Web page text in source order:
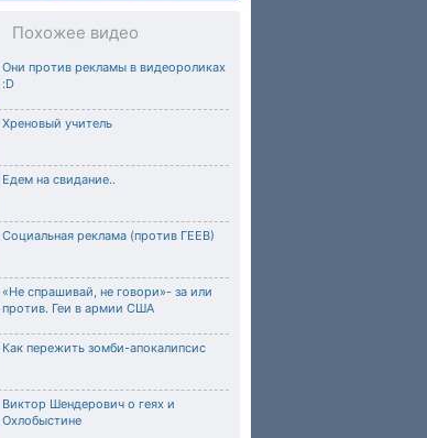
Похожее видео
Они против рекламы в видеороликах
:D
Хреновый учитель
Едем на свидание..
Социальная реклама (против ГЕЕВ)
«Не спрашивай, не говори»- за или
против. Геи в армии США
Как пережить зомби-апокалипсис
Виктор Шендерович о геях и
Охлобыстине